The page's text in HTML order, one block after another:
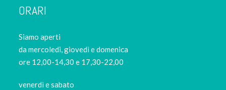
ORARI
Siamo aperti
da mercoledi, giovedì e domenica
ore 12,00-14,30 e 17,30-22,00
venerdì e sabato